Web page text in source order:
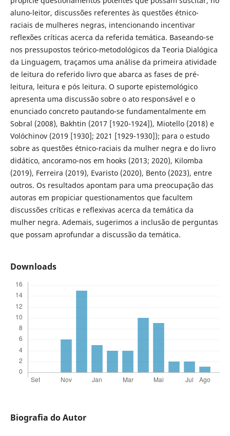
aluno-leitor, discussões referentes às questões étnico-
raciais de mulheres negras, intencionando incentivar
reflexões críticas acerca da referida temática. Baseando-se
nos pressupostos teórico-metodológicos da Teoria Dialógica
da Linguagem, traçamos uma análise da primeira atividade
de leitura do referido livro que abarca as fases de pré-
leitura, leitura e pós leitura. O suporte epistemológico
apresenta uma discussão sobre o ato responsável e o
enunciado concreto pautando-se fundamentalmente em
Sobral (2008), Bakhtin (2017 [1920-1924]), Miotello (2018) e
Volóchinov (2019 [1930]; 2021 [1929-1930]); para o estudo
sobre as questões étnico-raciais da mulher negra e do livro
didático, ancoramo-nos em hooks (2013; 2020), Kilomba
(2019), Ferreira (2019), Evaristo (2020), Bento (2023), entre
outros. Os resultados apontam para uma preocupação das
autoras em propiciar questionamentos que facultem
discussões críticas e reflexivas acerca da temática da
mulher negra. Ademais, sugerimos a inclusão de perguntas
que possam aprofundar a discussão da temática.
Downloads
Biografia do Autor